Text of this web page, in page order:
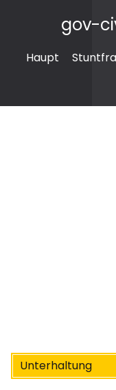
gov-
Haupt
Unterhaltung